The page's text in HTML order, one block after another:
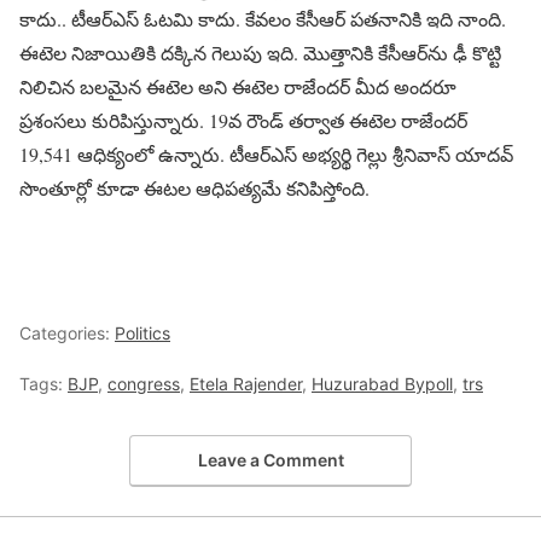
కాదు.. టీఆర్ఎస్ ఓటమి కాదు. కేవలం కేసీఆర్ పతనానికి ఇది నాంది.
ఈటెల నిజాయితికి దక్కిన గెలుపు ఇది. మొత్తానికి కేసీఆర్‌ను ఢీ కొట్టి
నిలిచిన బలమైన ఈటెల అని ఈటెల రాజేందర్ మీద అందరూ
ప్రశంసలు కురిపిస్తున్నారు. 19వ రౌండ్ తర్వాత ఈటెల రాజేందర్
19,541 ఆధిక్యంలో ఉన్నారు. టీఆర్ఎస్ అభ్యర్థి గెల్లు శ్రీనివాస్ యాదవ్
సొంతూర్లో కూడా ఈటల ఆధిపత్యమే కనిపిస్తోంది.
Categories: Politics
Tags: BJP, congress, Etela Rajender, Huzurabad Bypoll, trs
Leave a Comment